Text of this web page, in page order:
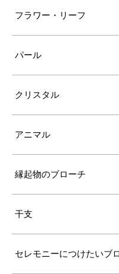
フラワー・リーフ
パール
クリスタル
アニマル
縁起物のブローチ
干支
セレモニーにつけたいブ